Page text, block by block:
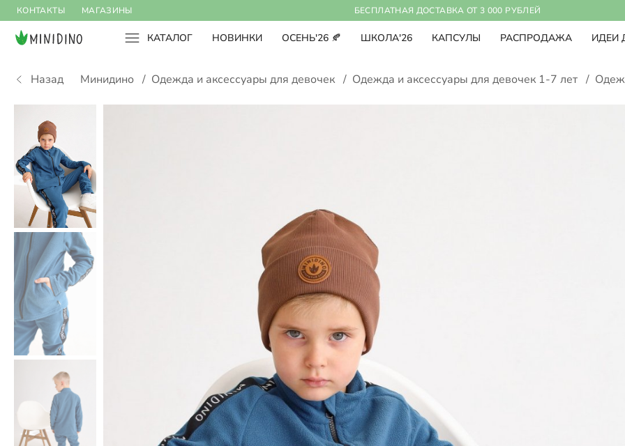
КОНТАКТЫ МАГАЗИНЫ БЕСПЛАТНАЯ ДОСТАВКА ОТ 3 000 РУБЛЕЙ
КАТАЛОГ НОВИНКИ ОСЕНЬ'26 🍂 ШКОЛА'26 КАПСУЛЫ РАСПРОДАЖА ИДЕИ
Назад Минидино / Одежда и аксессуары для девочек / Одежда и аксессуары для девочек 1-7 лет /